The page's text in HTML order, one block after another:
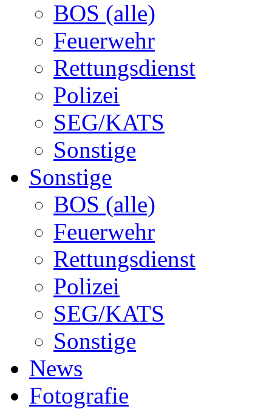
BOS (alle)
Feuerwehr
Rettungsdienst
Polizei
SEG/KATS
Sonstige
Sonstige
BOS (alle)
Feuerwehr
Rettungsdienst
Polizei
SEG/KATS
Sonstige
News
Fotografie